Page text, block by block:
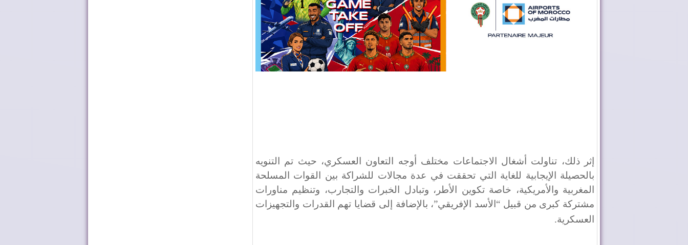
إثر ذلك، تناولت أشغال الاجتماعات مختلف أوجه التعاون العسكري، حيث تم التنويه
بالحصيلة الإيجابية للغاية التي تحققت في عدة مجالات للشراكة بين القوات المسلحة
المغربية والأمريكية، خاصة تكوين الأطر، وتبادل الخبرات والتجارب، وتنظيم مناورات
مشتركة كبرى من قبيل “الأسد الإفريقي”، بالإضافة إلى قضايا تهم القدرات والتجهيزات
العسكرية.